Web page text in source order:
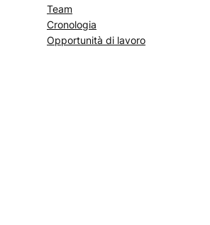
Team
Cronologia
Opportunità di lavoro